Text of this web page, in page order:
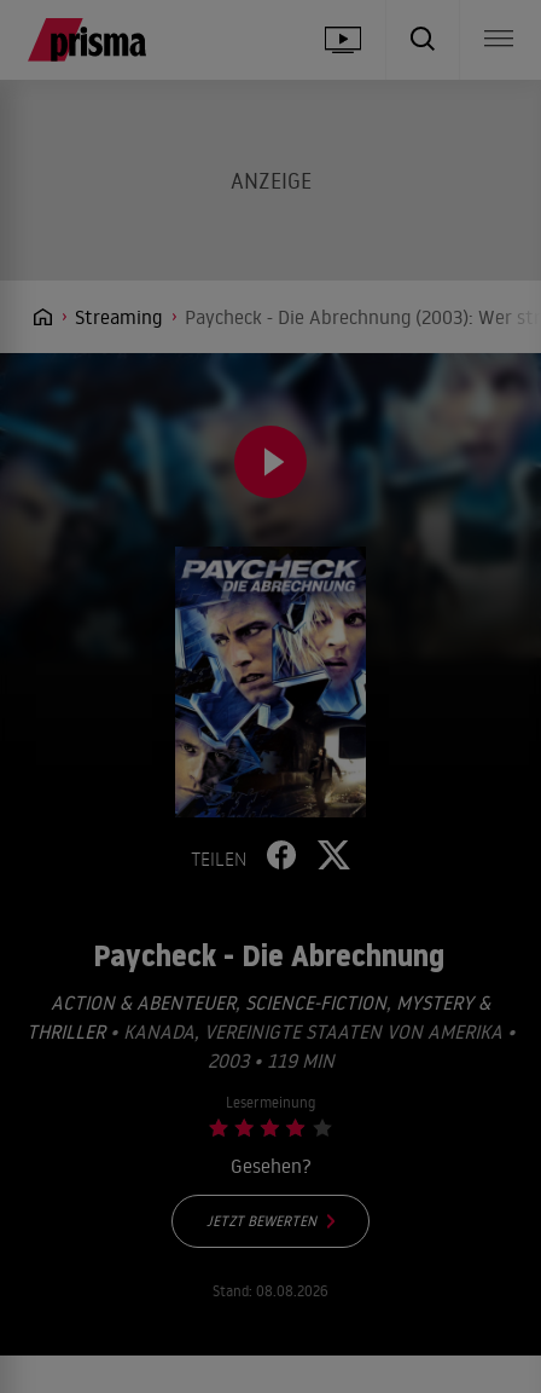
Streaming Paycheck - Die Abrechnung (2003): Wer
TEILEN
Paycheck - Die Abrechnung
ACTION & ABENTEUER, SCIENCE-FICTION, MYSTERY &
THRILLER• KANADA, VEREINIGTE STAATEN VON AMERIKA •
2003 • 119 MIN
Lesermeinung
Gesehen?
JETZT BEWERTEN
Stand: 08.08.2026